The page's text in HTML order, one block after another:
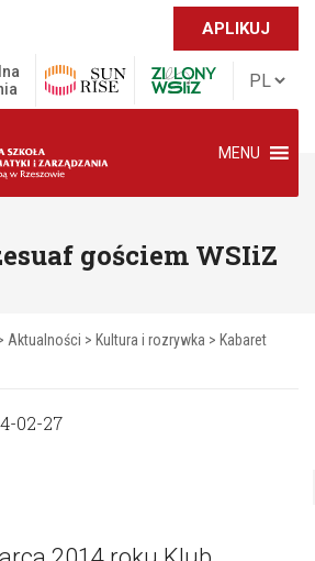
APLIKUJ
MENU
gościem WSIiZ
Aktualności > Kultura i rozrywka > Kabaret
02-27